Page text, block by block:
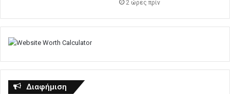
2 ώρες πρίν
Διαφήμιση